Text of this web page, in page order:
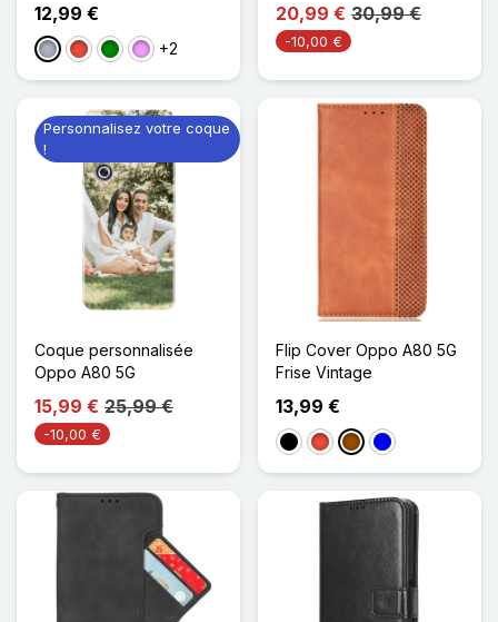
12,99 €
Gris RougeVertViolet Clair
+2
20,99 € 30,99 €
-10,00 €
Coque personnalisée
Oppo A80 5G
15,99 € 25,99 €
-10,00 €
Personnalisez votre coque
!
Flip Cover Oppo A80 5G
Frise Vintage
13,99 €
NoirRougeMarron
Bleu